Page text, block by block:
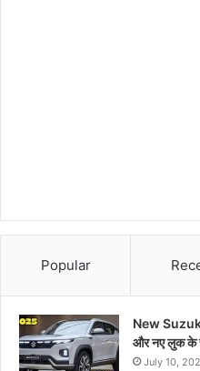
Popular
New
और नए लुक के
July 10,